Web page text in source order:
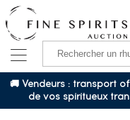
🚚 Vendeurs : transport
de vos spiritueux